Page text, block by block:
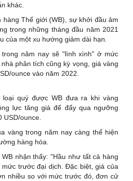
khác.
hàng Thế giới (WB), sự khởi đầu ảm
trong những tháng đầu năm 2021
của một xu hướng giảm dài hạn.
năm nay sẽ "lình xình" ở mức
phân tích cũng kỳ vọng, giá vàng
ounce vào năm 2022.
loại quý được WB đưa ra khi vàng
lực tăng giá để đẩy qua ngưỡng
USD/ounce.
vàng trong năm nay càng thể hiện
hàng hóa.
nhận thấy: "Hầu như tất cả hàng
trước đại dịch. Đặc biệt, giá của
nhiều so với mức trước đó, đơn cử